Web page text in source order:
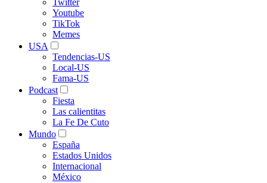
Twitter
Youtube
TikTok
Memes
USA
Tendencias-US
Local-US
Fama-US
Podcast
Fiesta
Las calientitas
La Fe De Cuto
Mundo
España
Estados Unidos
Internacional
México